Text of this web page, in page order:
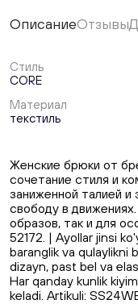
ОписаниеОтзывы
Стиль
CORE
Материал
текстиль
Женские брюки от
сочетание стиля и
заниженной талией и
свободу в
образов, так и для
52172. | Ayollar jinsi
baranglik va qulaylikni
dizayn, past bel va
Har qanday kunlik
keladi. Artikuli: